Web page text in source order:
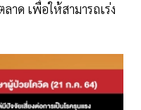
าด เพื่อให้สามารถเร่ง